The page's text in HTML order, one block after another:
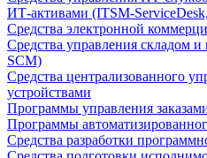
ИТ-активами (ITSM-
Средства электронной
Средства управления складом
SCM)
Средства централизованного
устройствами
Программы управления
Программы
Средства разработки